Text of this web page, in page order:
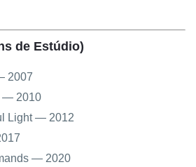
de Estúdio)
2007
— 2010
Light — 2012
— 2020